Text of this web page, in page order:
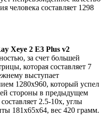
человека составляет 1298
Xeye 2 E3 Plus v2
за счет большей
которая составляет 7
выступает
1280x960, который успел
стороны в предыдущем
2.5-10x, углы
181x65x64, вес 420 грамм.